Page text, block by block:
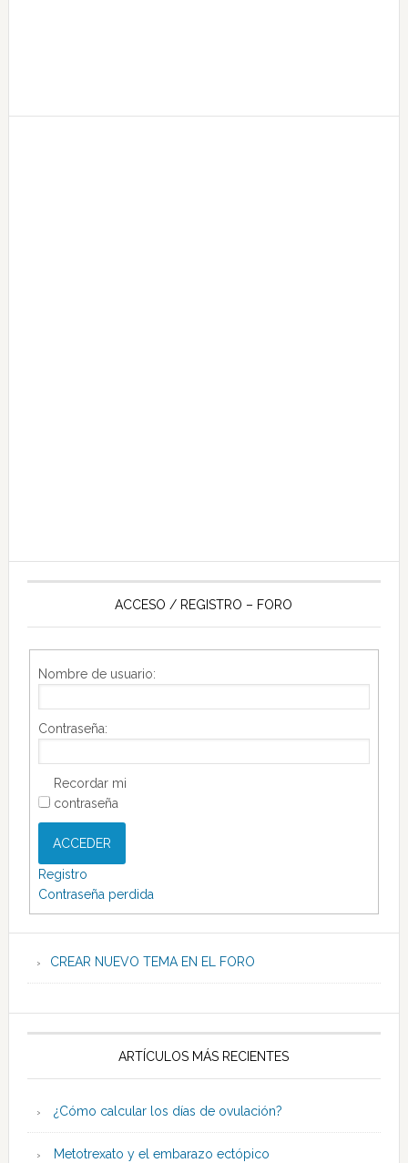
ACCESO / REGISTRO – FORO
Nombre de usuario:
Contraseña:
Recordar mi
contraseña
ACCEDER
Registro
Contraseña perdida
CREAR NUEVO TEMA EN EL FORO
ARTÍCULOS MÁS RECIENTES
¿Cómo calcular los días de ovulación?
Metotrexato y el embarazo ectópico